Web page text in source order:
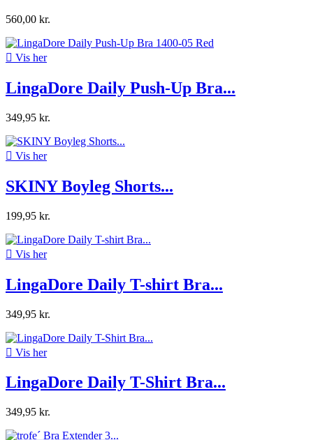
560,00 kr.
 Vis her
LingaDore Daily Push-Up Bra...
349,95 kr.
 Vis her
SKINY Boyleg Shorts...
199,95 kr.
 Vis her
LingaDore Daily T-shirt Bra...
349,95 kr.
 Vis her
LingaDore Daily T-Shirt Bra...
349,95 kr.